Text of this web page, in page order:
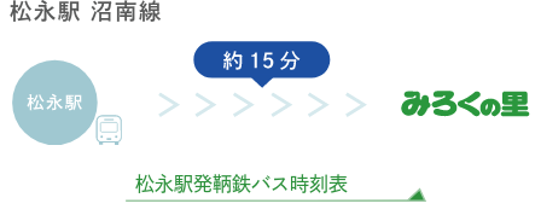
松永駅 沼南線
松永駅発鞆鉄バス時刻表